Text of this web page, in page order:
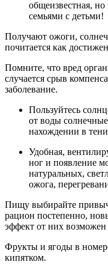
общеизвестная,
семьями с детьми!
Получают ожоги,
почитается как
Помните, что вред
случается срыв
заболевание.
Пользуйтесь
от воды
нахождении в
Удобная,
ног и появление
натуральных,
ожога,
Пищу выбирайте
рацион постепенно,
эффект от них
Фрукты и ягоды в
кипятком.